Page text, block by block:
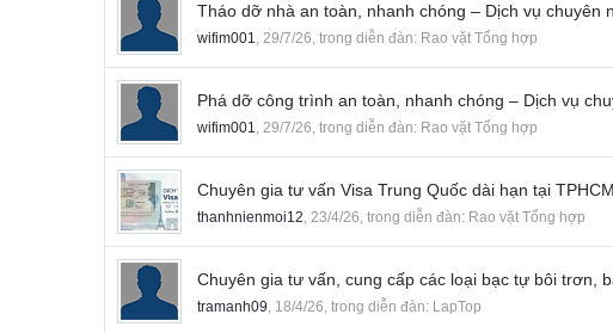
Tháo dỡ nhà an toàn, nhanh chóng – Dịch vụ chuyên
wifim001, 29/7/26, trong diễn đàn: Rao vặt Tổng hợp
Phá dỡ công trình an toàn, nhanh chóng – Dịch vụ
wifim001, 29/7/26, trong diễn đàn: Rao vặt Tổng hợp
Chuyên gia tư vấn Visa Trung Quốc dài hạn tại TPHCM
thanhnienmoi12, 23/4/26, trong diễn đàn: Rao vặt Tổng hợp
Chuyên gia tư vấn, cung cấp các loại bạc tự bôi trơn,
tramanh09, 18/4/26, trong diễn đàn: LapTop